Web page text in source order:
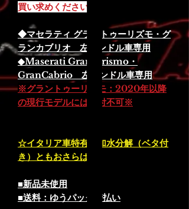
買い求めください※
◆マセラティ グラントゥーリズモ・グ
ランカブリオ 左ハンドル車専用
◆Maserati Granturismo・
GranCabrio 左ハンドル車専用
※グラントゥーリズモ：2020年以降
の現行モデルには取付不可※
☆イタリア車特有の加水分解（ベタ付
き）ともおさらば☆
■新品未使用
■送料：ゆうパック着払い